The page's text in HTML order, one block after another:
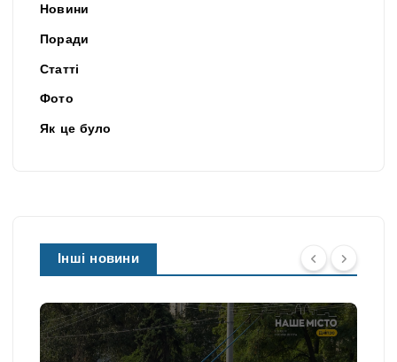
Новини
Поради
Статті
Фото
Як це було
Інші новини